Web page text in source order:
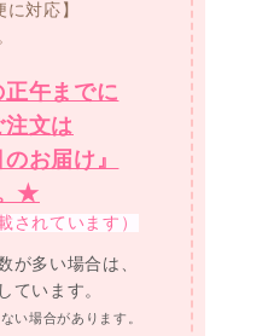
対応】
午までに
文は
お届け』
★
されています）
が多い場合は、
ています。
い場合があります。